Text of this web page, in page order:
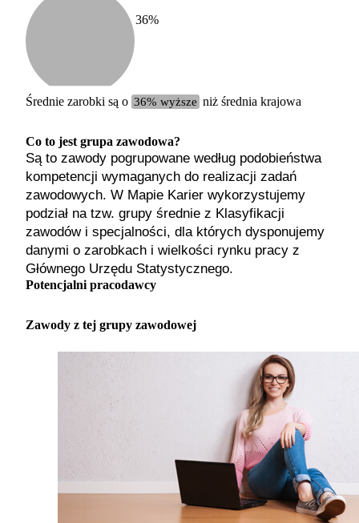
średnie
36%
Średnie zarobki są o 36% wyższe niż średnia krajowa
Co to jest grupa zawodowa?
Są to zawody pogrupowane według podobieństwa
kompetencji wymaganych do realizacji zadań
zawodowych. W Mapie Karier wykorzystujemy
podział na tzw. grupy średnie z Klasyfikacji
zawodów i specjalności, dla których dysponujemy
danymi o zarobkach i wielkości rynku pracy z
Głównego Urzędu Statystycznego.
Potencjalni pracodawcy
Zawody z tej grupy zawodowej